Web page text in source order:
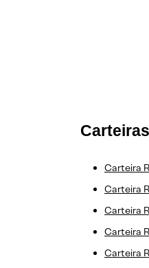
Carteira
Carteira
Carteira
Carteira
Carteira